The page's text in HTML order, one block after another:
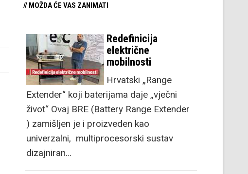
// MOŽDA ĆE VAS ZANIMATI
Redefinicija
električne
mobilnosti
Hrvatski „Range
Extender“ koji baterijama daje „vječni
život“ Ovaj BRE (Battery Range Extender
) zamišljen je i proizveden kao
univerzalni, multiprocesorski sustav
dizajniran…